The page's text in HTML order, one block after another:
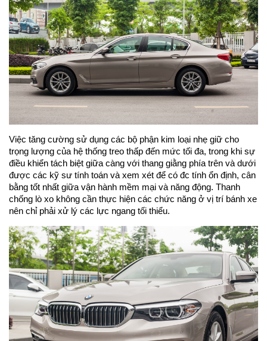
Việc tăng cường sử dụng các bộ phận kim loại nhẹ giữ cho
trọng lượng của hệ thống treo thấp đến mức tối đa, trong khi sự
điều khiển tách biệt giữa càng với thang giằng phía trên và dưới
được các kỹ sư tính toán và xem xét để có đc tính ổn định, cân
bằng tốt nhất giữa vận hành mềm mại và năng động. Thanh
chống lò xo không cần thực hiện các chức năng ở vị trí bánh xe
nên chỉ phải xử lý các lực ngang tối thiểu.